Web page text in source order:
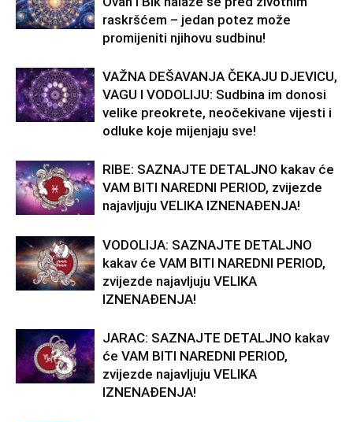
raskršćem – jedan potez može
promijeniti njihovu sudbinu!
VAŽNA DEŠAVANJA ČEKAJU DJEVICU,
VAGU I VODOLIJU: Sudbina im donosi
velike preokrete, neočekivane vijesti i
odluke koje mijenjaju sve!
RIBE: SAZNAJTE DETALJNO kakav će
VAM BITI NAREDNI PERIOD, zvijezde
najavljuju VELIKA IZNENAĐENJA!
VODOLIJA: SAZNAJTE DETALJNO
kakav će VAM BITI NAREDNI PERIOD,
zvijezde najavljuju VELIKA
IZNENAĐENJA!
JARAC: SAZNAJTE DETALJNO kakav
će VAM BITI NAREDNI PERIOD,
zvijezde najavljuju VELIKA
IZNENAĐENJA!